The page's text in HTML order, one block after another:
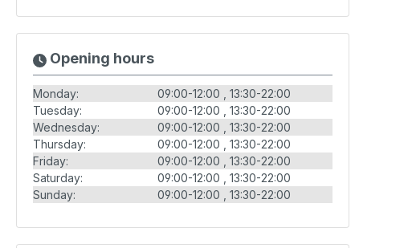
Opening hours
Monday: 09:00-12:00
13:30-22:00
Tuesday:
09:00-12:00
13:30-22:00
Wednesday:
09:00-12:00
13:30-22:00
Thursday:
09:00-12:00
13:30-22:00
Friday:
09:00-12:00
13:30-22:00
Saturday:
09:00-12:00
13:30-22:00
Sunday:
09:00-12:00 13:30-22:00